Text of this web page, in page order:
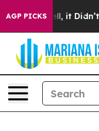
AGP PICKS
Well, it Didn’t As